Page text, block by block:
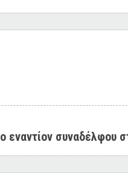
εναντίον συναδέλφου